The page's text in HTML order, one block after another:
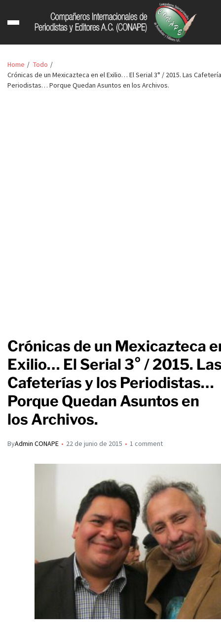
Home
Todo
Crónicas de un Mexicazteca en el Exilio… El Serial 3° / 2015. Las
Periodistas… Porque Quedan Asuntos en los Archivos.
Crónicas de un Mexicazteca
Exilio… El Serial 3° / 2015.
Cafeterías y los Periodistas…
Porque Quedan Asuntos en
los Archivos.
ByAdmin CONAPE 22 de junio de 2015 1 comment